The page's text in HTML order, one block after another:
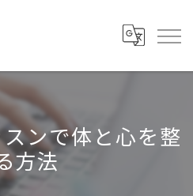
ンで体と心を整
方法